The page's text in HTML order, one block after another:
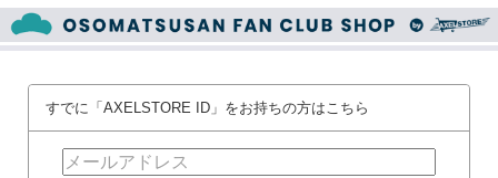
すでに「AXELSTORE ID」をお持ちの方はこちら